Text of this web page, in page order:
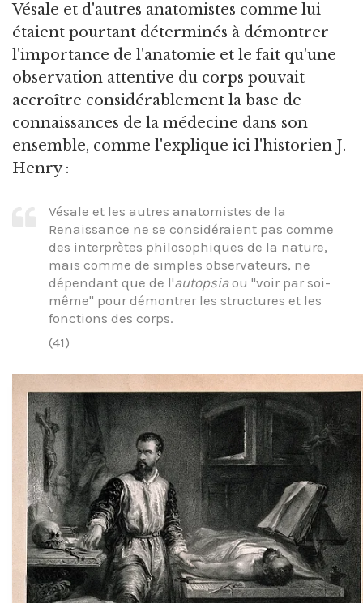
Vésale et d'autres anatomistes comme lui
étaient pourtant déterminés à démontrer
l'importance de l'anatomie et le fait qu'une
observation attentive du corps pouvait
accroître considérablement la base de
connaissances de la médecine dans son
ensemble, comme l'explique ici l'historien J.
Henry :
Vésale et les autres anatomistes de la
Renaissance ne se considéraient pas comme
des interprètes philosophiques de la nature,
mais comme de simples observateurs, ne
dépendant que de l'autopsiaou "voir par soi-
même" pour démontrer les structures et les
fonctions des corps.
(41)